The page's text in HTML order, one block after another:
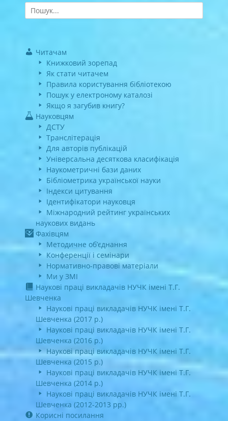
Search
for:
Читачам
Книжковий зорепад
Як стати читачем
Правила користування бібліотекою
Пошук у електроному каталозі
Якщо я загубив книгу?
Науковцям
ДСТУ
Транслітерація
Для авторів публікацій
Універсальна десяткова класифікація
Наукометричні бази даних
Бібліометрика української науки
Індекси цитування
Ідентифікатори науковця
Міжнародний рейтинг українських
наукових видань
Фахівцям
Методичне об’єднання
Конференції і семінари
Нормативно-правові матеріали
Ми у ЗМІ
Наукові праці викладачів НУЧК імені Т.Г.
Шевченка
Наукові праці викладачів НУЧК імені Т.Г.
Шевченка (2017 р.)
Наукові праці викладачів НУЧК імені Т.Г.
Шевченка (2016 р.)
Наукові праці викладачів НУЧК імені Т.Г.
Шевченка (2015 р.)
Наукові праці викладачів НУЧК імені Т.Г.
Шевченка (2014 р.)
Наукові праці викладачів НУЧК імені Т.Г.
Шевченка (2012-2013 рр.)
Корисні посилання